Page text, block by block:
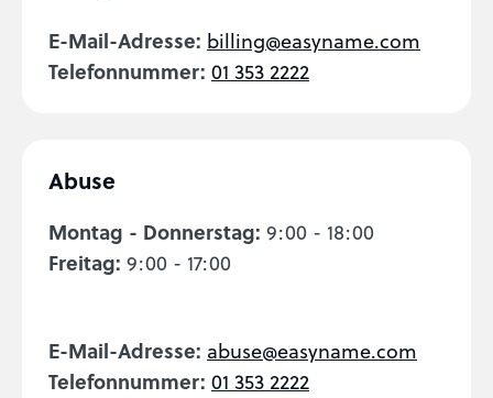
E-Mail-Adresse: billing@easyname.com
Telefonnummer: 01 353 2222
Abuse
Montag - Donnerstag: 9:00 - 18:00
Freitag: 9:00 - 17:00
E-Mail-Adresse: abuse@easyname.com
Telefonnummer: 01 353 2222